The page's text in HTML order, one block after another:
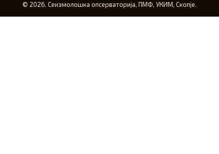
© 2026. Сеизмолошка опсерваторија, ПМФ, УКИМ, Скопје.